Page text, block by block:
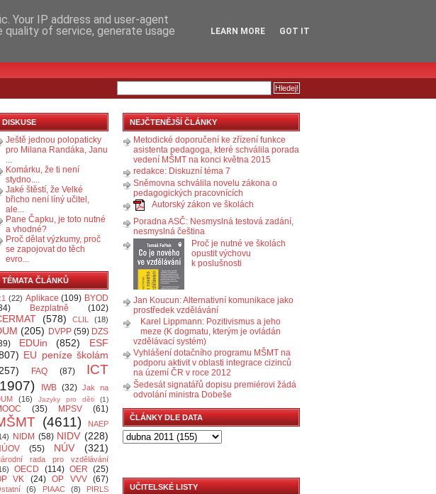
DISKUSE
Ještě jednou polopaticky
pro Milana Randáka, Janu
...
Komárku, že ti není
stydno....
Jaké štěstí, že Velké
břicho není líný učitel,
ale...
Pane Čapku, je toto nutné
a vhodné?
Proč dělat výzkumy, proč
se zapojovat do těch
evro...
TÉMATA ČLÁNKŮ
(22) Aplikace (109) BYOD
Bezplatně (102)
(578) CLIL (18)
(205) DVPP (59) DZS
EDUin (852)
ESF
EU peníze školám
FAQ (87)
ICT
IWB (32) Jak na
(16) Jazyky pro děti (1)
(35) MPSV (61)
(4611)
NAEP
NIDM (58) NIDV (228)
(55) NÚV (321)
rada pro vzdělávání
OECD (114) OER (25)
VK
(24) OP VVV (67)
(6) PIAAC (8)
PIRLS
NEJČTENĚJŠÍ ČLÁNKY
Metodické doporučení ke zřízení funkce
asistenta pedagoga, které schválila porada
vedení MŠMT na konci května 2015
redakce: Diskuzní téma 7
Sněmovna schválila novelu zákona o
pedagogických pracovnících
Autorský zákon ve školách
Poradna ASČ: Nesmyslná testová zadání,
nesmyslná čeština
Proč je nutné ve školách
opustit výchovu
k poslušnosti
Jan Koucun: Alternativní komunikace jako
prostředek vzdělávání
Karel Lippmann: Pozitivismus a jeho
meze (K dogmatu, kterým je ovládán
vzdělávací systém)
Vyhlášení dotačního programu MŠMT na
podporu aktivit v oblasti integrace cizinců
na území ČR v roce 2012
Šedesát signatářů dopisu premiérovi žádá
odvolání ministra Dobeše
ČLÁNKY DLE DATA
UČITELSKÉ LISTY
Your IP address and user-agent
of service, generate usage
LEARN MORE GOT IT